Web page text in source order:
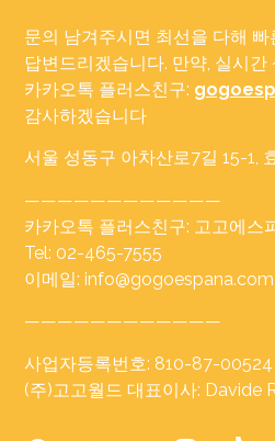
문의 남겨주시면 최선을 다해 빠
답변드리겠습니다. 만약, 실시간
카카오톡 플러스친구:
감사하겠습니다
서울 성동구 아차산로7길 15-1,
————————————
카카오톡 플러스친구: 고고에스
Tel: 02-465-7555
이메일: info@gogoespana.com
————————————
사업자등록번호: 810-87-00524
(주)고고월드 대표이사: Davide